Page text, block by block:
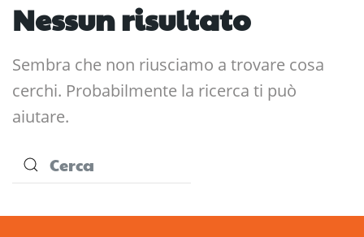
Nessun risultato
Sembra che non riusciamo a trovare cosa
cerchi. Probabilmente la ricerca ti può
aiutare.